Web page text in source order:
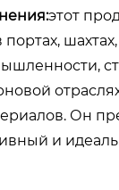
этот
Он
и